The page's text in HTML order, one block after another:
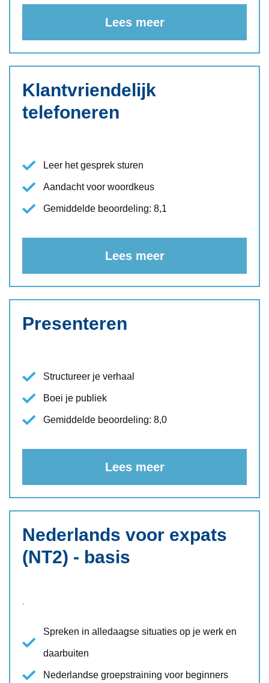
Lees meer
Klantvriendelijk
telefoneren
Leer het gesprek sturen
Aandacht voor woordkeus
Gemiddelde beoordeling: 8,1
Lees meer
Presenteren
Structureer je verhaal
Boei je publiek
Gemiddelde beoordeling: 8,0
Lees meer
Nederlands voor expats
(NT2) - basis
Spreken in alledaagse situaties op je werk en
daarbuiten
Nederlandse groepstraining voor beginners